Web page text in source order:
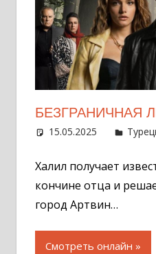
БЕЗГРАНИЧНАЯ
15.05.2025
Халил получает
кончине отца и
город Артвин…
Смотреть онлайн